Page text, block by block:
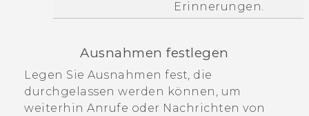
Erinnerungen.
Ausnahmen festlegen
Legen Sie Ausnahmen fest, die
durchgelassen werden können, um
weiterhin Anrufe oder Nachrichten von